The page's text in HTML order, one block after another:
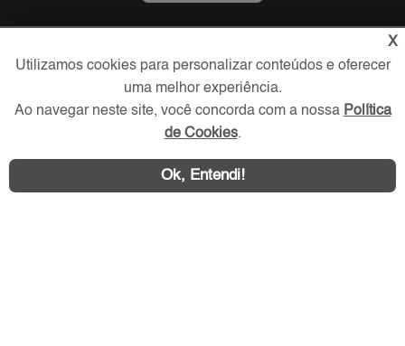
X
Utilizamos cookies para personalizar conteúdos e oferecer
uma melhor experiência.
Ao navegar neste site, você concorda com a nossa Política
de Cookies.
Ok, Entendi!